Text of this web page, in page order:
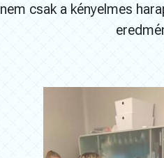
nem csak a kényelmes